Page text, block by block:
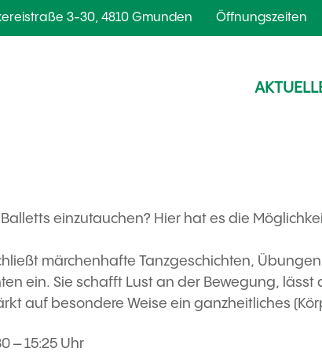
3-30, 4810 Gmunden Öffnungszeiten
einzutauchen? Hier hat es die
märchenhafte Tanzgeschichten,
ein. Sie schafft Lust an der Bewegung, lässt
auf besondere Weise ein ganzheitliches
– 15:25 Uhr